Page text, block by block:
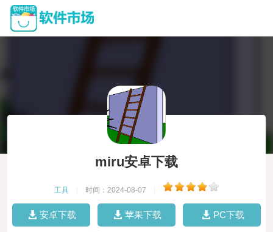
miru安卓下载
工具 时间：2024-08-07
安卓下载 苹果下载 PC下载